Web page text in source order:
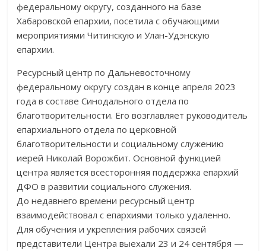
федеральному округу, созданного на базе
Хабаровской епархии, посетила с обучающими
мероприятиями Читинскую и Улан-Удэнскую
епархии.
Ресурсный центр по Дальневосточному
федеральному округу создан в конце апреля 2023
года в составе Синодального отдела по
благотворительности. Его возглавляет руководитель
епархиального отдела по церковной
благотворительности и социальному служению
иерей Николай Ворожбит. Основной функцией
центра является всесторонняя поддержка епархий
ДФО в развитии социального служения.
До недавнего времени ресурсный центр
взаимодействовал с епархиями только удаленно.
Для обучения и укрепления рабочих связей
представители Центра выехали 23 и 24 сентября —